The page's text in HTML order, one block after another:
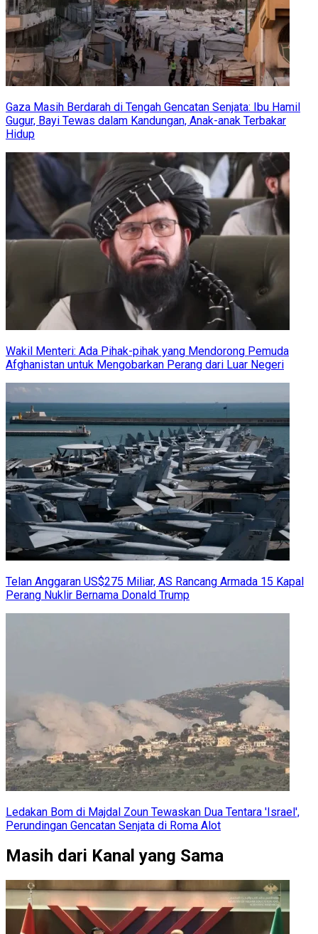
Gaza Masih Berdarah di Tengah Gencatan Senjata: Ibu Hamil
Gugur, Bayi Tewas dalam Kandungan, Anak-anak Terbakar
Hidup
Wakil Menteri: Ada Pihak-pihak yang Mendorong Pemuda
Afghanistan untuk Mengobarkan Perang dari Luar Negeri
Telan Anggaran US$275 Miliar, AS Rancang Armada 15 Kapal
Perang Nuklir Bernama Donald Trump
Ledakan Bom di Majdal Zoun Tewaskan Dua Tentara 'Israel',
Perundingan Gencatan Senjata di Roma Alot
Masih dari Kanal yang Sama